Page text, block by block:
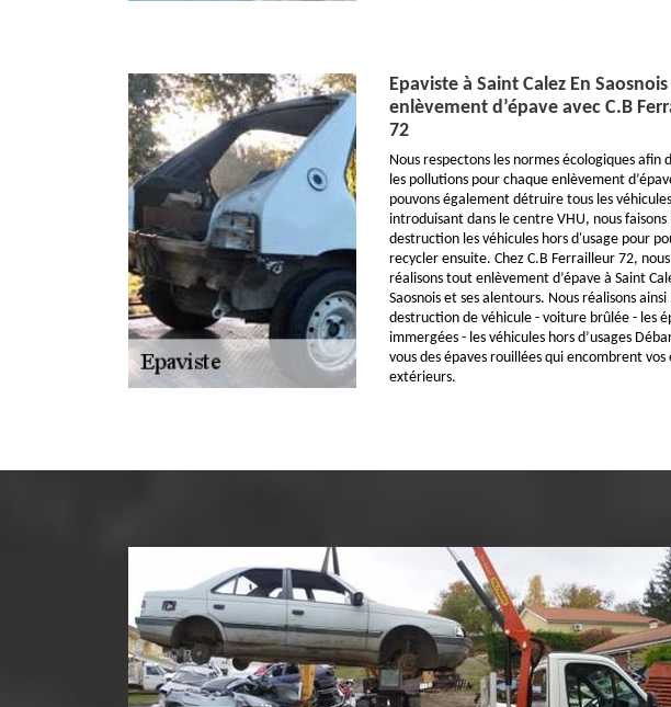
Epaviste à Saint Calez En Saosnois
enlèvement d’épave avec C.B
72
Nous respectons les normes écologiques afin
les pollutions pour chaque enlèvement
pouvons également détruire tous les
introduisant dans le centre VHU, nous faisons
destruction les véhicules hors d'usage pour
recycler ensuite. Chez C.B Ferrailleur 72, nous
réalisons tout enlèvement d’épave à Saint
Saosnois et ses alentours. Nous réalisons ainsi
destruction de véhicule - voiture brûlée - les
immergées - les véhicules hors d’usages
vous des épaves rouillées qui encombrent vos
extérieurs.